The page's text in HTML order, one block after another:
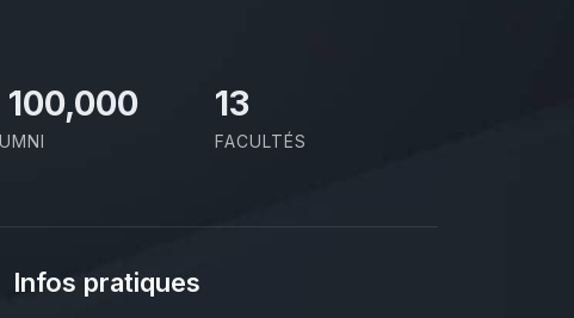
100,000 13
FACULTÉS
Infos pratiques